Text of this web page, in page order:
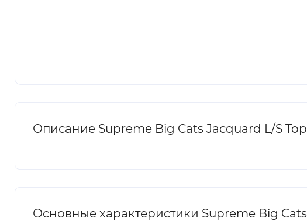
Описание Supreme Big Cats Jacquard L/S
Основные характеристики Supreme Big